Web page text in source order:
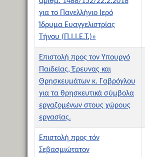
για το Πανελλήνιο Ιερό
Ίδρυμα Ευαγγελιστρίας
Τήνου (Π.Ι.Ι.Ε.Τ.)»
Επιστολή προς τον Υπουργό
Παιδείας, Έρευνας και
Θρησκευμάτων κ. Γαβρόγλου
για τα θρησκευτικά σύμβολα
εργαζομένων στους χώρους
εργασίας.
Επιστολή προς τόν
Σεβασμιώτατον